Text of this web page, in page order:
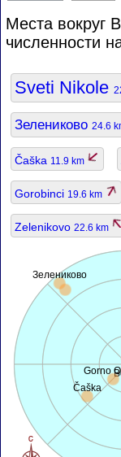
Места вокруг
численности
Sveti Nikole
Зелениково 24.6
Čaška 11.9 km
Gorobinci 19.6 km
Zelenikovo 22.6 km
Зелениково
Čaška
Gorno